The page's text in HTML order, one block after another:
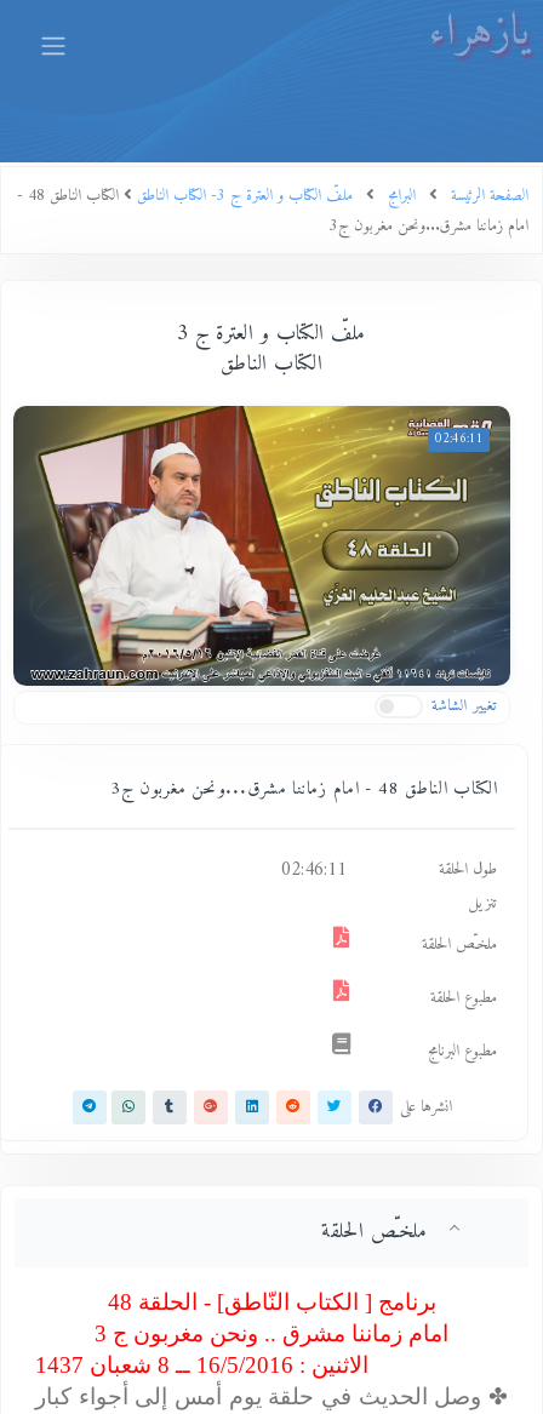
يازهراء
الصفحة الرئيسة البرامج ملفّ الكتاب و العترة ج 3- الكتاب الناطق
الكتاب الناطق 48 -
امام زماننا مشرق...ونحن مغربون ج3
ملفّ الكتاب و العترة ج 3
الكتاب الناطق
02:46:11
تغيير الشاشة
الكتاب الناطق 48 - امام زماننا مشرق...ونحن مغربون ج3
طول الحلقة 02:46:11
تنزيل
ملخـّص الحلقة
مطبوع الحلقة
مطبوع البرنامج
انشرها على
ملخـّص الحلقة
برنامج [ الكتاب النّاطق] - الحلقة 48
امام زماننا مشرق .. ونحن مغربون ج 3
الاثنين : 16/5/2016 ــ 8 شعبان 1437
✤وصل الحديث في حلقة يوم أمس إلى أجواء كبار